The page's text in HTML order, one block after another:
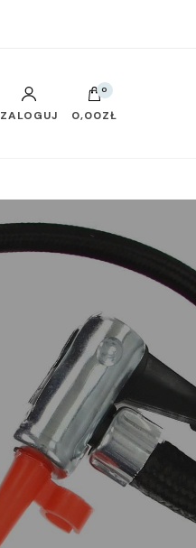
ZALOGUJ
0
0,00ZŁ